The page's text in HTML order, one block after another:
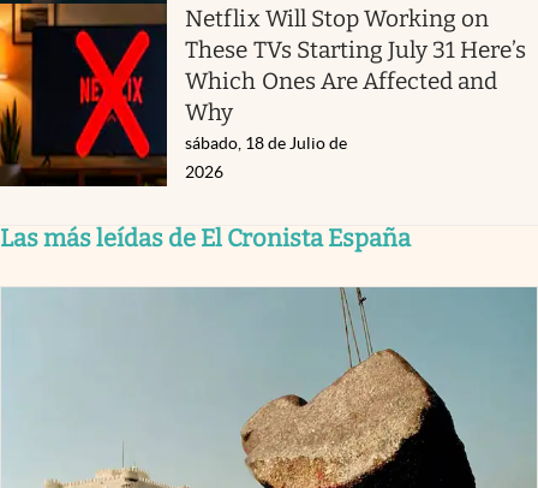
Netflix Will Stop Working on
These TVs Starting July 31 Here’s
Which Ones Are Affected and
Why
sábado, 18 de Julio de
2026
Las más leídas de El Cronista España